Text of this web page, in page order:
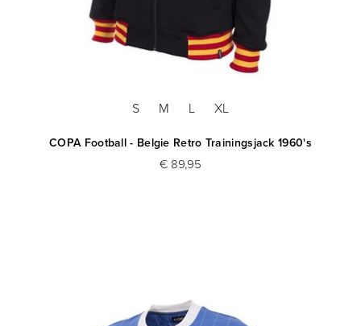
S M L XL
COPA Football - Belgie Retro Trainingsjack 1960's
€ 89,95